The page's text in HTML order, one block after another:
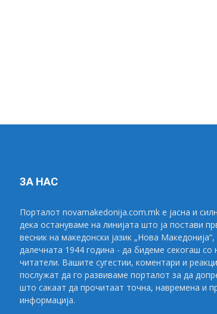
ЗА НАС
Порталот novamakedonija.com.mk е јасна и
дека остануваме на линијата што ја постави
весник на македонски јазик „Нова Македонија“,
далечната 1944 година - да бидеме секогаш со
читатели. Вашите сугестии, коментари и
послужат да го развиваме порталот за да
што сакаат да прочитаат точна, навремена и
информација.